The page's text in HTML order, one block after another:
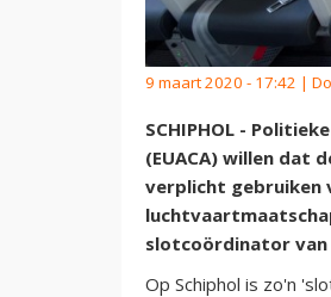
9 maart 2020 - 17:42 |
SCHIPHOL -
(EUACA) willen dat
verplicht gebruiken
slotcoördinator van
Op Schiphol is zo'n